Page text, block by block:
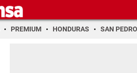
PREMIUM HONDURAS SAN PEDRO